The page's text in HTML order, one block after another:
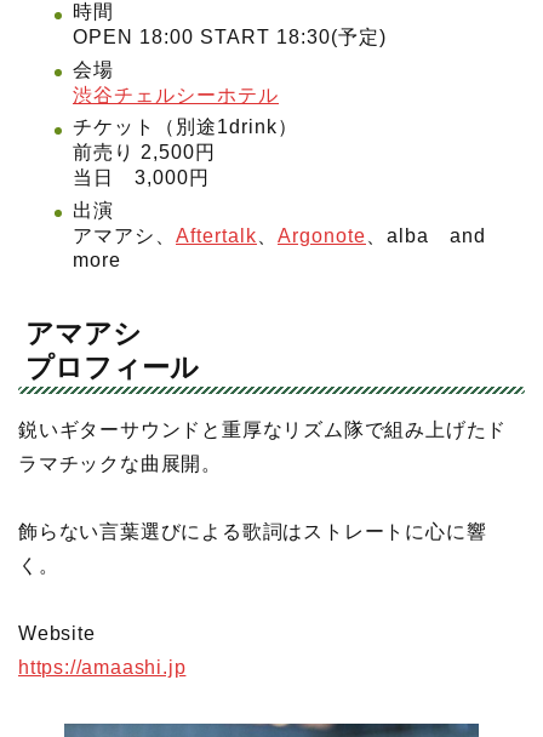
時間
OPEN 18:00 START 18:30(予定)
会場
渋谷チェルシーホテル
チケット（別途1drink）
前売り 2,500円
当日 3,000円
出演
アマアシ、 Aftertalk Argonote 、alba and
more
アマアシ
プロフィール
鋭いギターサウンドと重厚なリズム隊で組み上げたド
ラマチックな曲展開。
飾らない言葉選びによる歌詞はストレートに心に響
く。
Website
https://amaashi.jp